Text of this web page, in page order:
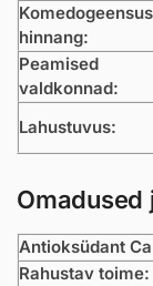
hinnang:
Peamised
valdkonnad:
Lahustuvus:
Omadused
Antioksüdant
Rahustav toime: